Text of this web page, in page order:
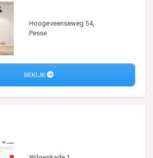
Hoogeveenseweg 54,
Pesse
BEKIJK